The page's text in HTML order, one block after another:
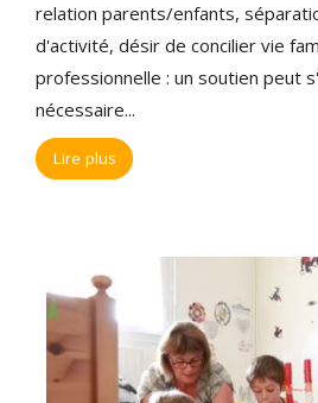
relation parents/enfants,
d'activité, désir de concilier vie
professionnelle : un soutien peut
nécessaire...
Lire plus